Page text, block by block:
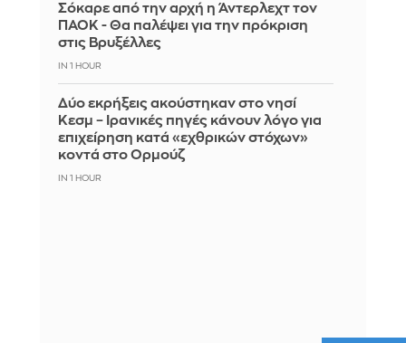
Σόκαρε από την αρχή η Άντερλεχτ τον
ΠΑΟΚ - Θα παλέψει για την πρόκριση
στις Βρυξέλλες
IN 1 HOUR
Δύο εκρήξεις ακούστηκαν στο νησί
Κεσμ – Ιρανικές πηγές κάνουν λόγο για
επιχείρηση κατά «εχθρικών στόχων»
κοντά στο Ορμούζ
IN 1 HOUR